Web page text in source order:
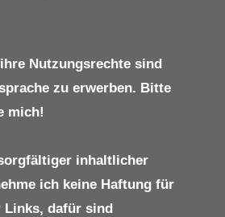
Nutzungsrechte sind
zu erwerben. Bitte
mich!
inhaltlicher
ich keine Haftung für
Links, dafür sind